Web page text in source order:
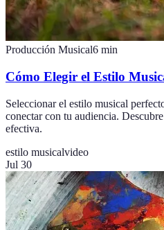
Producción Musical6 min
Cómo Elegir el Estilo
Seleccionar el estilo musical
conectar con tu audiencia.
efectiva.
estilo musicalvideo
Jul 30